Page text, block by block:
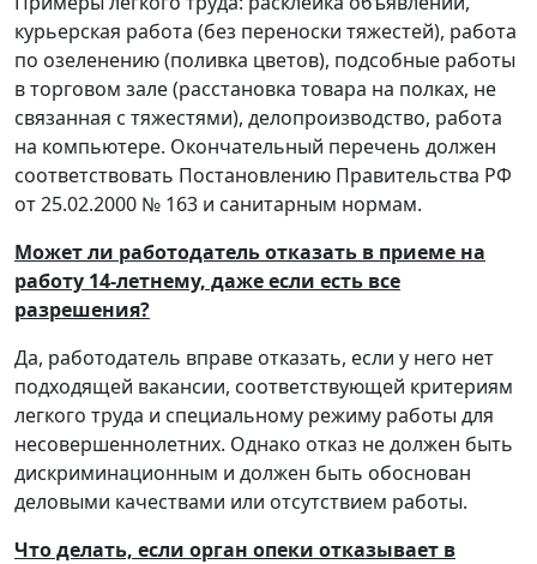
курьерская работа (без переноски тяжестей), работа
по озеленению (поливка цветов), подсобные работы
в торговом зале (расстановка товара на полках, не
связанная с тяжестями), делопроизводство, работа
на компьютере. Окончательный перечень должен
соответствовать Постановлению Правительства РФ
от 25.02.2000 № 163 и санитарным нормам.
Может ли работодатель отказать в приеме на
работу 14-летнему, даже если есть все
разрешения?
Да, работодатель вправе отказать, если у него нет
подходящей вакансии, соответствующей критериям
легкого труда и специальному режиму работы для
несовершеннолетних. Однако отказ не должен быть
дискриминационным и должен быть обоснован
деловыми качествами или отсутствием работы.
Что делать, если орган опеки отказывает в